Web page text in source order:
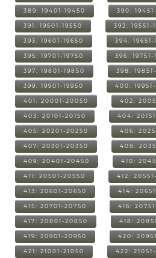
389: 19401-19450 390:
391: 19501-19550 392: 19551-
393: 19601-19650 394: 19651-
395: 19701-19750 396: 19751-
397: 19801-19850 398:
399: 19901-19950 400:
401: 20001-20050 402:
403: 20101-20150 404:
405: 20201-20250 406:
407: 20301-20350 408:
409: 20401-20450 410:
411: 20501-20550 412:
413: 20601-20650 414:
415: 20701-20750 416:
417: 20801-20850 418:
419: 20901-20950 420:
421: 21001-21050 422: 21051-